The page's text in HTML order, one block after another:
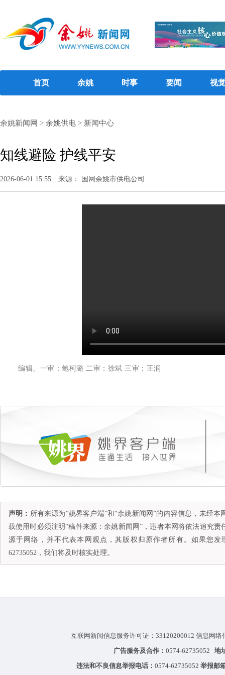
首页 余姚 时事 要闻 视
余姚新闻网 > 余姚供电 > 新闻中心
知线避险 护线平安
2026-06-01 15:55 来源： 国网余姚市供电公司
编辑、一审：鲍柯潞 二审：徐斌 三审：王润
声明： 所有来源为“姚界客户端”和“余姚新闻网”的内容信息，未经
载使用时必须注明“稿件来源：余姚新闻网”，违者本网将依法追究
源于网络，并不代表本网观点，其版权归原作者所有。如果您
62735052，我们将及时核实处理。
互联网新闻信息服务许可证：33120200012 信息网
广告服务及合作： 0574-62735052 地
违法和不良信息举报电话： 0574-62735052 举报邮